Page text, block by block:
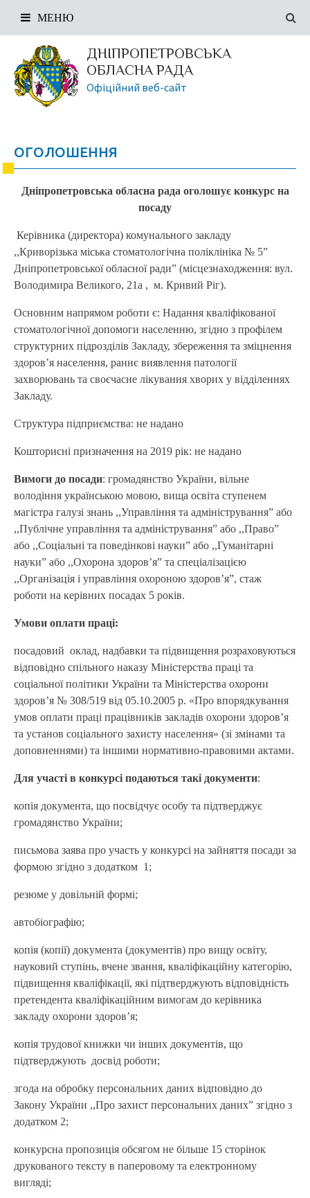
ДНІПРОПЕТРОВСЬКА
ОБЛАСНА РАДА
Офіційний веб-сайт
МЕНЮ
ОГОЛОШЕННЯ
Дніпропетровська обласна рада оголошує конкурс на
посаду
Керівника (директора) комунального закладу
,,Криворізька міська стоматологічна поліклініка № 5”
Дніпропетровської обласної ради” (місцезнаходження: вул.
Володимира Великого, 21а , м. Кривий Ріг).
Основним напрямом роботи є: Надання кваліфікованої
стоматологічної допомоги населенню, згідно з профілем
структурних підрозділів Закладу, збереження та зміцнення
здоров’я населення, раннє виявлення патології
захворювань та своєчасне лікування хворих у відділеннях
Закладу.
Структура підприємства: не надано
Кошторисні призначення на 2019 рік: не надано
Вимоги до посади: громадянство України, вільне
володіння українською мовою, вища освіта ступенем
магістра галузі знань ,,Управління та адміністрування” або
,,Публічне управління та адміністрування” або ,,Право”
або ,,Соціальні та поведінкові науки” або ,,Гуманітарні
науки” або ,,Охорона здоров’я” та спеціалізацією
,,Організація і управління охороною здоров’я”, стаж
роботи на керівних посадах 5 років.
Умови оплати праці:
посадовий оклад, надбавки та підвищення розраховуються
відповідно спільного наказу Міністерства праці та
соціальної політики України та Міністерства охорони
здоров’я № 308/519 від 05.10.2005 р. «Про впорядкування
умов оплати праці працівників закладів охорони здоров’я
та установ соціального захисту населення» (зі змінами та
доповненнями) та іншими нормативно-правовими актами.
Для участі в конкурсі подаються такі документи:
копія документа, що посвідчує особу та підтверджує
громадянство України;
письмова заява про участь у конкурсі на зайняття посади за
формою згідно з додатком 1;
резюме у довільній формі;
автобіографію;
копія (копії) документа (документів) про вищу освіту,
науковий ступінь, вчене звання, кваліфікаційну категорію,
підвищення кваліфікації, які підтверджують відповідність
претендента кваліфікаційним вимогам до керівника
закладу охорони здоров’я;
копія трудової книжки чи інших документів, що
підтверджують досвід роботи;
згода на обробку персональних даних відповідно до
Закону України ,,Про захист персональних даних” згідно з
додатком 2;
конкурсна пропозиція обсягом не більше 15 сторінок
друкованого тексту в паперовому та електронному
вигляді;